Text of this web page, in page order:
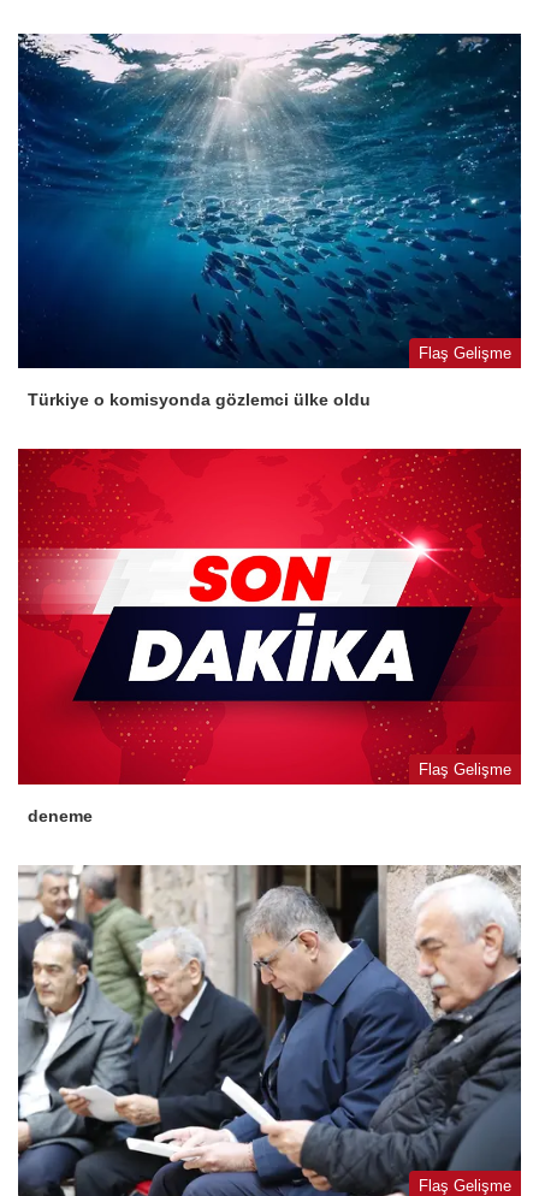
Flaş Gelişme
Türkiye o komisyonda gözlemci ülke oldu
Flaş Gelişme
deneme
Flaş Gelişme